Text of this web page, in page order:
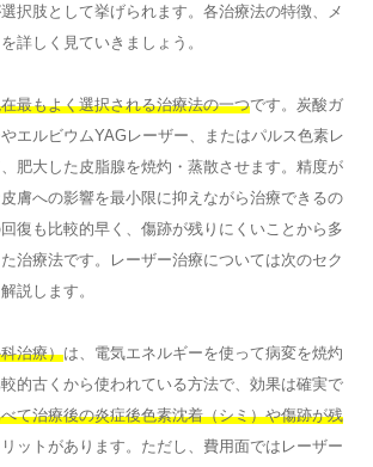
択肢として挙げられます。各治療法の特徴、メ
詳しく見ていきましょう。
最もよく選択される治療法の一つです。炭酸ガ
エルビウムYAGレーザー、またはパルス色素レ
肥大した皮脂腺を焼灼・蒸散させます。精度が
膚への影響を最小限に抑えながら治療できるの
復も比較的早く、傷跡が残りにくいことから多
治療法です。レーザー治療については次のセク
説します。
治療）は、電気エネルギーを使って病変を焼灼
的古くから使われている方法で、効果は確実で
て治療後の炎症後色素沈着（シミ）や傷跡が残
ットがあります。ただし、費用面ではレーザー